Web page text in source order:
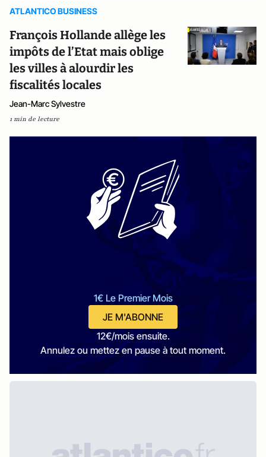
ATLANTICO BUSINESS
François Hollande allège les
impôts de l’Etat mais oblige
les villes à alourdir les
fiscalités locales
Jean-Marc Sylvestre
1 min de lecture
1€ Le Premier Mois
JE M'ABONNE
12€/mois ensuite.
Annulez ou mettez en pause à tout moment.